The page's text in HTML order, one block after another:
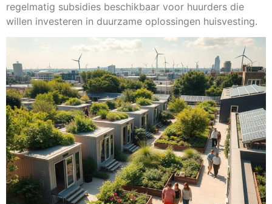
regelmatig subsidies beschikbaar voor huurders die
willen investeren in duurzame oplossingen huisvesting.